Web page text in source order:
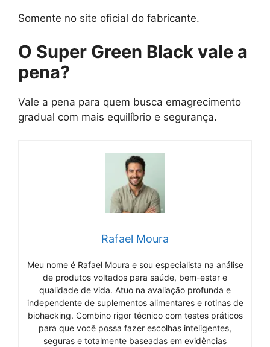
Somente no site oficial do fabricante.
O Super Green Black vale a
pena?
Vale a pena para quem busca emagrecimento
gradual com mais equilíbrio e segurança.
Rafael Moura
Meu nome é Rafael Moura e sou especialista na análise
de produtos voltados para saúde, bem-estar e
qualidade de vida. Atuo na avaliação profunda e
independente de suplementos alimentares e rotinas de
biohacking. Combino rigor técnico com testes práticos
para que você possa fazer escolhas inteligentes,
seguras e totalmente baseadas em evidências